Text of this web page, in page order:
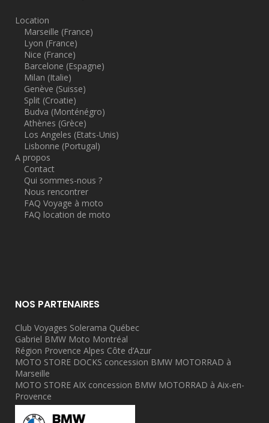
Location
Marseille (France)
Lyon (France)
Nice (France)
Barcelone (Espagne)
Milan (Italie)
Genève (Suisse)
Split (Croatie)
Budva (Monténégro)
Athènes (Grèce)
Los Angeles (Etats-Unis)
Lisbonne (Portugal)
A propos
Contact
Qui sommes-nous ?
Nous rencontrer
FAQ Voyage à moto
FAQ location de moto
NOS PARTENAIRES
Club Voyages Solerama Québec
Gabriel BMW Moto Montréal
Région Provence Alpes Côte d’Azur
MOTO STORE DOCKS concession BMW MOTORRAD à
Marseille
MOTO STORE AIX concession BMW MOTORRAD à Aix-en-
Provence